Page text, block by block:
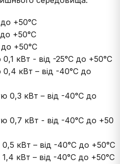
+50°С
+50°С
+50°С
кВт - від -25°С до +50°С
кВт – від -40°С до
0,3 кВт – від -40°С до
0,7 кВт - від -40°С до +50
кВт – від -40°С до +50°С
кВт – від -40°С до +50°С